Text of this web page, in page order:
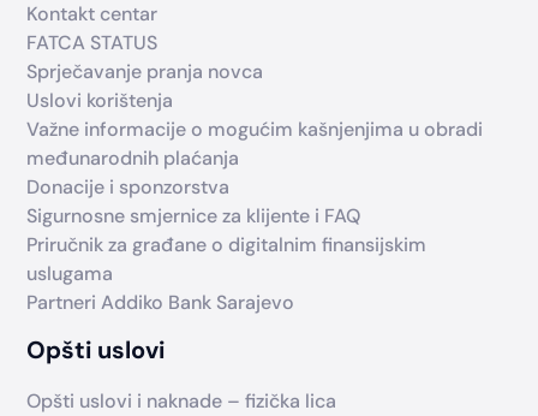
Kontakt centar
FATCA STATUS
Sprječavanje pranja novca
Uslovi korištenja
Važne informacije o mogućim kašnjenjima u obradi
međunarodnih plaćanja
Donacije i sponzorstva
Sigurnosne smjernice za klijente i FAQ
Priručnik za građane o digitalnim finansijskim
uslugama
Partneri Addiko Bank Sarajevo
Opšti uslovi
Opšti uslovi i naknade – fizička lica